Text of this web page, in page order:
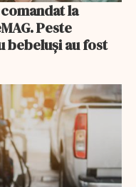
la
Peste
bebeluși au fost